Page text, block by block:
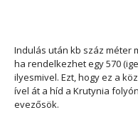
Indulás után kb száz méter
ha rendelkezhet egy 570
ilyesmivel. Ezt, hogy ez a
ível át a híd a Krutynia
evezősök.